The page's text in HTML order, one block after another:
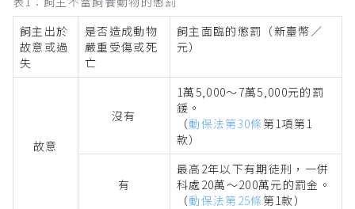
飼主出於
故意或過
失
是否造成動物
嚴重受傷或死
亡
飼主面臨的懲罰（新臺幣／
元）
故意
沒有
1萬5,000～7萬5,000元的罰
鍰。
（動保法第30條 第1項第1
款）
有
最高2年以下有期徒刑，一併
科處20萬～200萬元的罰金。
（動保法第25條 第1款）